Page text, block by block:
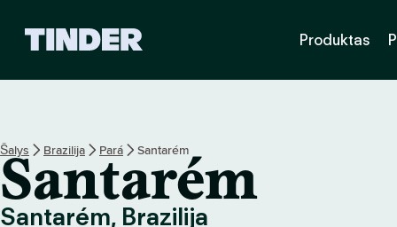
p
a
i
Produktas
Šalys Brazilija Pará Santarém
Santarém
Santarém, Brazilija